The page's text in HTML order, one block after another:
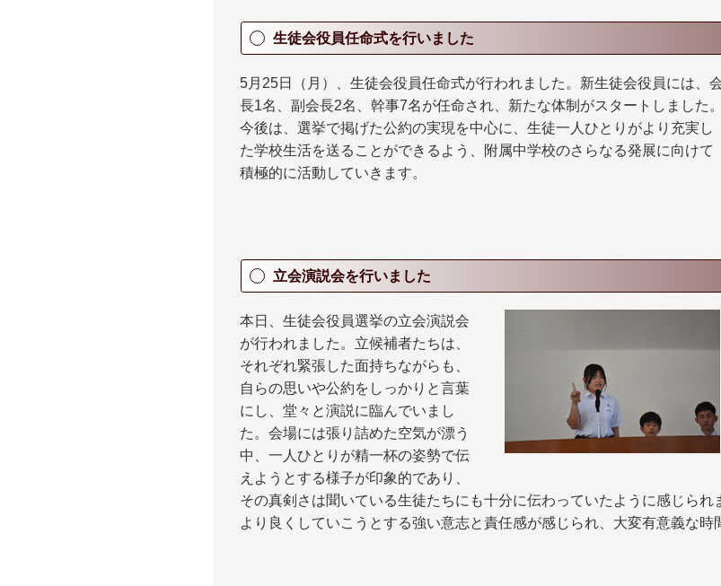
生徒会役員任命式を行いました
5月25日（月）、生徒会役員任命式が行われました。新生徒会役員には、
長1名、副会長2名、幹事7名が任命され、新たな体制がスタートしました。
今後は、選挙で掲げた公約の実現を中心に、生徒一人ひとりがより充実し
た学校生活を送ることができるよう、附属中学校のさらなる発展に向けて
積極的に活動していきます。
立会演説会を行いました
本日、生徒会役員選挙の立会演説会
が行われました。立候補者たちは、
それぞれ緊張した面持ちながらも、
自らの思いや公約をしっかりと言葉
にし、堂々と演説に臨んでいまし
た。会場には張り詰めた空気が漂う
中、一人ひとりが精一杯の姿勢で伝
えようとする様子が印象的であり、
その真剣さは聞いている生徒たちにも十分に伝わっていたように感じら
より良くしていこうとする強い意志と責任感が感じられ、大変有意義な時